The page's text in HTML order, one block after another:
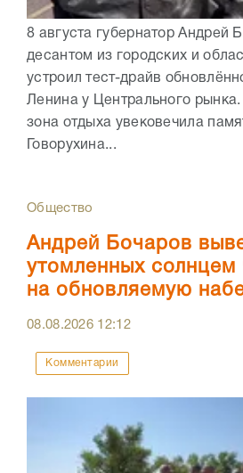
8 августа губернатор Андрей
десантом из городских и
устроил тест-драйв
Ленина у Центрального рынка.
зона отдыха увековечила
Говорухина...
Общество
Андрей Бочаров
утомленных солнцем
на обновляемую
08.08.2026 12:12
Комментарии